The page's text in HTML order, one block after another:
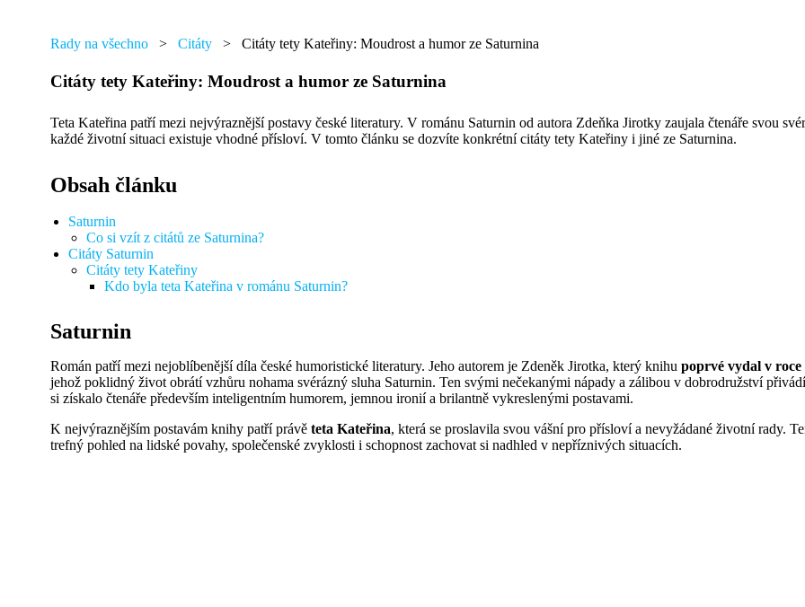
každého
Rady na všechno > Citáty > Citáty tety Kateřiny: Moudrost a humor ze Saturnina
Citáty tety Kateřiny: Moudrost a humor ze Saturnina
Teta Kateřina patří mezi nejvýraznější postavy české literatury. V románu Saturnin od autora Zdeňka Jirotky zaujala čtenáře svou
každé životní situaci existuje vhodné přísloví. V tomto článku se dozvíte konkrétní citáty tety Kateřiny i jiné ze Saturnina.
Obsah článku
Saturnin
Co si vzít z citátů ze Saturnina?
Citáty Saturnin
Citáty tety Kateřiny
Kdo byla teta Kateřina v románu Saturnin?
Saturnin
Román patří mezi nejoblíbenější díla české humoristické literatury. Jeho autorem je Zdeněk Jirotka, který knihu poprvé vydal v roce
jehož poklidný život obrátí vzhůru nohama svérázný sluha Saturnin. Ten svými nečekanými nápady a zálibou v dobrodružství
si získalo čtenáře především inteligentním humorem, jemnou ironií a brilantně vykreslenými postavami.
K nejvýraznějším postavám knihy patří právě teta Kateřina, která se proslavila svou vášní pro přísloví a nevyžádané životní rady.
trefný pohled na lidské povahy, společenské zvyklosti i schopnost zachovat si nadhled v nepříznivých situacích.